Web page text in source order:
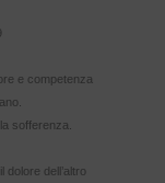
e competenza
sofferenza.
dolore dell’altro